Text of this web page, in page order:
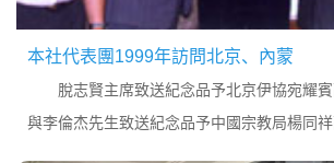
本社代表團1999年訪問北京、內蒙
脫志賢主席致送紀念品予北京伊協宛耀
與李倫杰先生致送紀念品予中國宗教局楊同祥